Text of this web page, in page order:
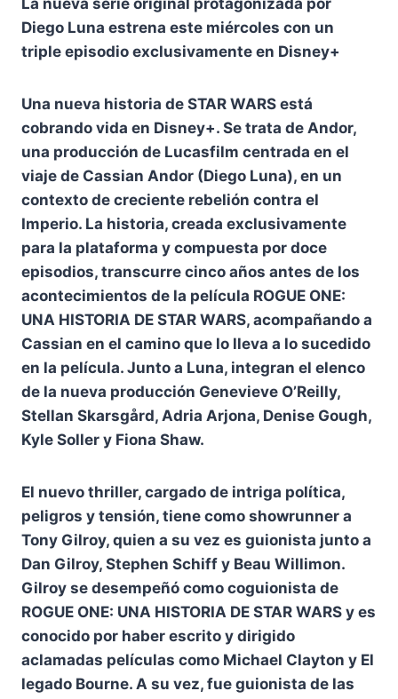
Diego Luna estrena este miércoles con un
triple episodio exclusivamente en Disney+
Una nueva historia de STAR WARS está
cobrando vida en Disney+. Se trata de Andor,
una producción de Lucasfilm centrada en el
viaje de Cassian Andor (Diego Luna), en un
contexto de creciente rebelión contra el
Imperio. La historia, creada exclusivamente
para la plataforma y compuesta por doce
episodios, transcurre cinco años antes de los
acontecimientos de la película ROGUE ONE:
UNA HISTORIA DE STAR WARS, acompañando a
Cassian en el camino que lo lleva a lo sucedido
en la película. Junto a Luna, integran el elenco
de la nueva producción Genevieve O’Reilly,
Stellan Skarsgård, Adria Arjona, Denise Gough,
Kyle Soller y Fiona Shaw.
El nuevo thriller, cargado de intriga política,
peligros y tensión, tiene como showrunner a
Tony Gilroy, quien a su vez es guionista junto a
Dan Gilroy, Stephen Schiff y Beau Willimon.
Gilroy se desempeñó como coguionista de
ROGUE ONE: UNA HISTORIA DE STAR WARS y es
conocido por haber escrito y dirigido
aclamadas películas como Michael Clayton y El
legado Bourne. A su vez, fue guionista de las